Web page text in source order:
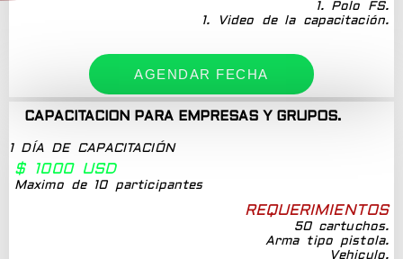
1. Polo FS.
1. Video de la capacitación.
AGENDAR FECHA
CAPACITACION PARA EMPRESAS Y GRUPOS.
1 DÍA DE CAPACITACIÓN
$ 1000 USD
Maximo de 10 participantes
REQUERIMIENTOS
50 cartuchos.
Arma tipo pistola.
Vehiculo.